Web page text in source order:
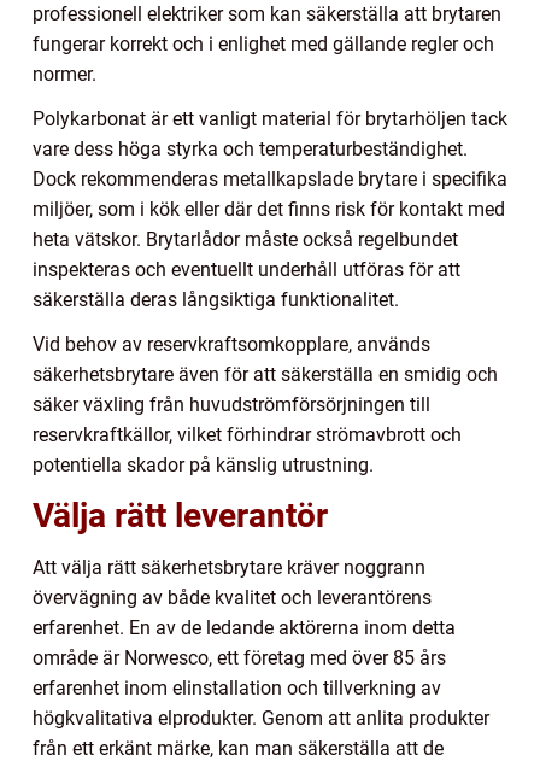
professionell elektriker som kan säkerställa att brytaren
fungerar korrekt och i enlighet med gällande regler och
normer.
Polykarbonat är ett vanligt material för brytarhöljen tack
vare dess höga styrka och temperaturbeständighet.
Dock rekommenderas metallkapslade brytare i specifika
miljöer, som i kök eller där det finns risk för kontakt med
heta vätskor. Brytarlådor måste också regelbundet
inspekteras och eventuellt underhåll utföras för att
säkerställa deras långsiktiga funktionalitet.
Vid behov av reservkraftsomkopplare, används
säkerhetsbrytare även för att säkerställa en smidig och
säker växling från huvudströmförsörjningen till
reservkraftkällor, vilket förhindrar strömavbrott och
potentiella skador på känslig utrustning.
Välja rätt leverantör
Att välja rätt säkerhetsbrytare kräver noggrann
övervägning av både kvalitet och leverantörens
erfarenhet. En av de ledande aktörerna inom detta
område är Norwesco, ett företag med över 85 års
erfarenhet inom elinstallation och tillverkning av
högkvalitativa elprodukter. Genom att anlita produkter
från ett erkänt märke, kan man säkerställa att de